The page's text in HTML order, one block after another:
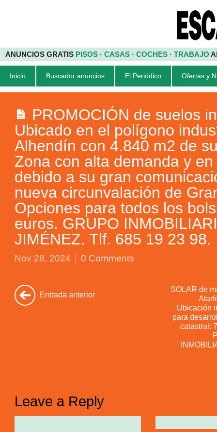
ANUNCIOS GRATIS PISOS · CASAS · COCHES · TRABAJO
Inicio Buscador anuncios El Periódico Ofertas y
PROMOCIÓN de suelos
Ubicado en el polígono
Alhendín con 4.840 m2 de
Zona con alta demanda y
debido a su gran
nueva circunvalación de
Opciones para todos los
euros. GRUPO
JIMÉNEZ. Tlf. 685 19 23 98.
Nov 28, 2024 0 Comments
Entrada anterior
SOLAR de
Ubicación
para
catastral:
Leave a Reply